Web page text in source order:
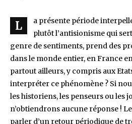
L
a présente période
plutôt l’antisionisme qui
genre de sentiments, prend des
dans le monde entier, en France
partout ailleurs, y compris aux
interpréter ce phénomène ? Si
les historiens, les penseurs ou les
n’obtiendrons aucune réponse !
parler d’un retour périodique de